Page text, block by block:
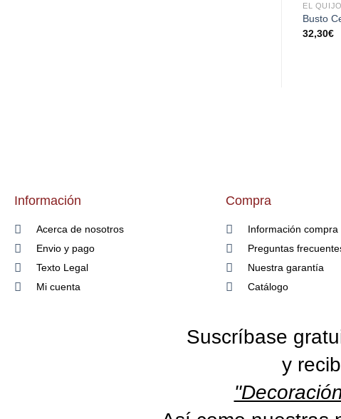
EL
Busto
32,30€
Información
Acerca de nosotros
Envio y pago
Texto Legal
Mi cuenta
Compra
Información compra
Preguntas
Nuestra garantía
Catálogo
Suscríbase
y